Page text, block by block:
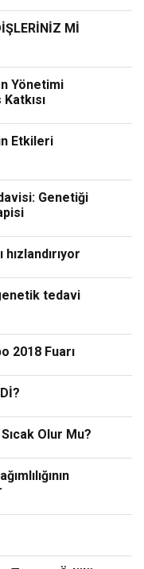
Mİ
Yönetimi
Etkileri
Genetiği
tedavi
2018 Fuarı
Sıcak Olur Mu?